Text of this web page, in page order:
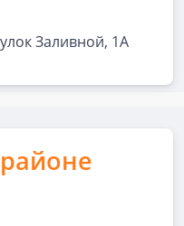
Заливной, 1А